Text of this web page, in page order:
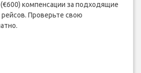
компенсации за подходящие
Проверьте свою